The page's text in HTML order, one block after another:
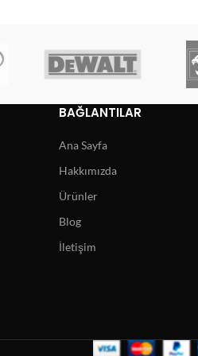
BAĞLANTILAR
Ana Sayfa
Hakkımızda
Ürünler
Blog
İletişim